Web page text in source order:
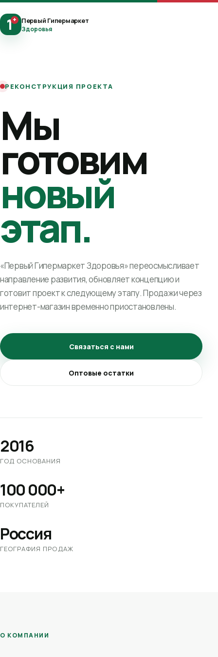
1+ Первый Гипермаркет
Здоровья
РЕКОНСТРУКЦИЯ ПРОЕКТА
Мы
готовим
новый
этап.
«Первый Гипермаркет Здоровья» переосмысливает
направление развития, обновляет концепцию и
готовит проект к следующему этапу. Продажи через
интернет-магазин временно приостановлены.
Связаться с нами
Оптовые остатки
2016
ГОД ОСНОВАНИЯ
100 000+
ПОКУПАТЕЛЕЙ
Россия
ГЕОГРАФИЯ ПРОДАЖ
О КОМПАНИИ